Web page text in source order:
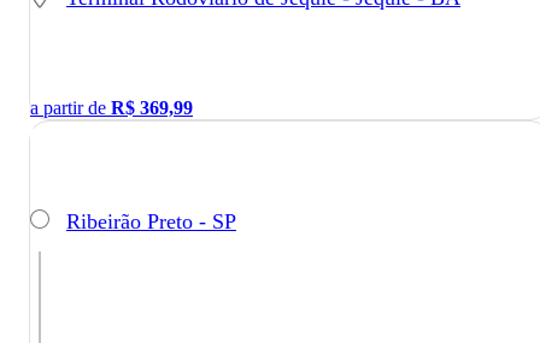
a partir de R$ 369,99
Ribeirão Preto - SP